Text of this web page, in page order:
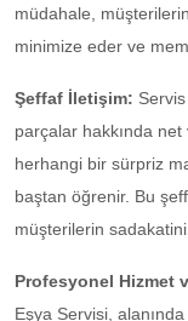
müdahale,
minimize eder ve
Şeffaf İletişim:
parçalar hakkında
herhangi bir sürpriz
baştan öğrenir. Bu
müşterilerin sadakatini
Profesyonel Hizmet
Eşya Servisi,